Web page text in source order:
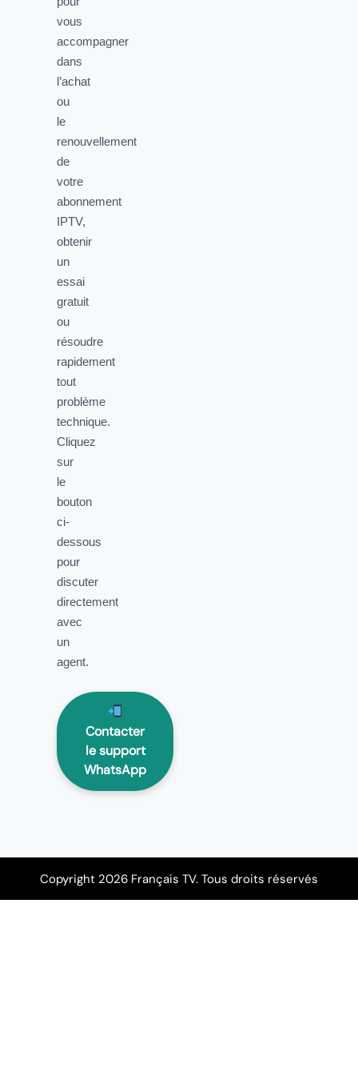
vous
accompagner
dans
l’achat
ou
le
renouvellement
de
votre
abonnement
IPTV,
obtenir
un
essai
gratuit
ou
résoudre
rapidement
tout
problème
technique.
Cliquez
sur
le
bouton
ci-
dessous
pour
discuter
directement
avec
un
agent.
Contacter
le support
WhatsApp
Copyright 2026 Français TV. Tous droits réservés